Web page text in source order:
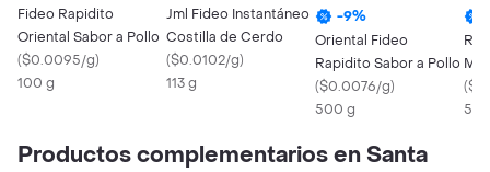
Fideo Rapidito
Oriental Sabor a Pollo
($0.0095/g)
100 g
Jml Fideo Instantáneo
Costilla de Cerdo
($0.0102/g)
113 g
-9%
Oriental Fideo
Rapidito Sabor a Pollo
($0.0076/g)
500 g
(
Productos complementarios en Santa